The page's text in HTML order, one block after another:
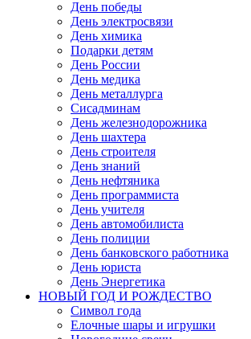
День победы
День электросвязи
День химика
Подарки детям
День России
День медика
День металлурга
Сисадминам
День железнодорожника
День шахтера
День строителя
День знаний
День нефтяника
День программиста
День учителя
День автомобилиста
День полиции
День банковского работника
День юриста
День Энергетика
НОВЫЙ ГОД И РОЖДЕСТВО
Символ года
Елочные шары и игрушки